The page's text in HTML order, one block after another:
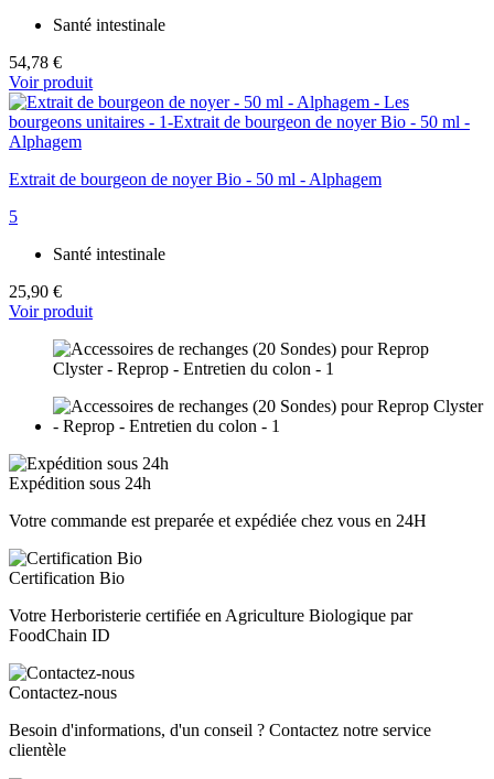
Santé intestinale
54,78 €
Voir produit
Extrait de bourgeon de noyer Bio - 50 ml - Alphagem
5
Santé intestinale
25,90 €
Voir produit
Expédition sous 24h
Votre commande est preparée et expédiée chez vous en 24H
Certification Bio
Votre Herboristerie certifiée en Agriculture Biologique par
FoodChain ID
Contactez-nous
Besoin d'informations, d'un conseil ? Contactez notre service
clientèle